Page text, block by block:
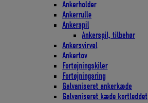
Ankerholder
Ankerrulle
Ankerspil
Ankerspil, tilbehør
Ankersvirvel
Ankertov
Fortøjningskiler
Fortøjningsring
Galvaniseret ankerkæde
Galvaniseret kæde kortleddet